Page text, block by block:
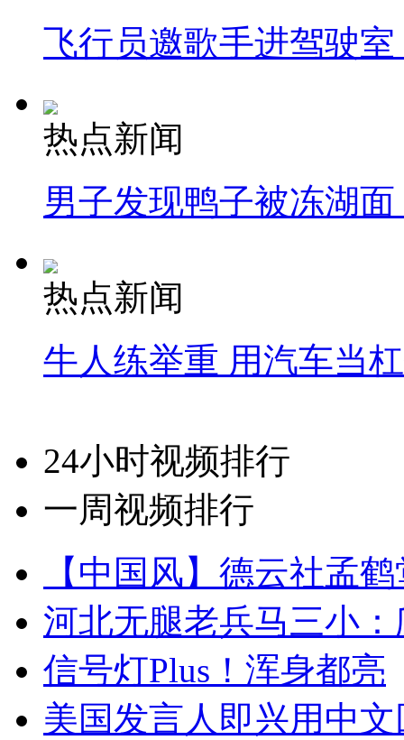
飞行员邀歌手进驾驶
热点新闻
男子发现鸭子被冻湖
热点新闻
牛人练举重 用汽车当
24小时视频排行
一周视频排行
【中国风】德云社孟
河北无腿老兵马三小
信号灯Plus！浑身都亮
美国发言人即兴用中